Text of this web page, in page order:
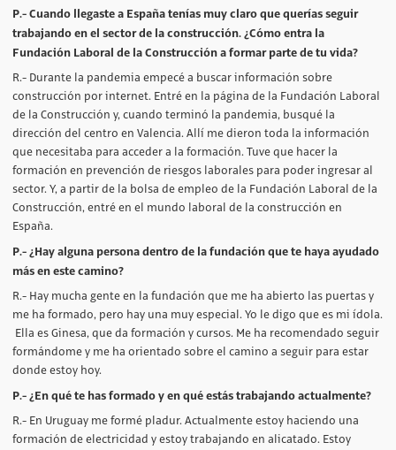
P.- Cuando llegaste a España tenías muy claro que querías seguir
trabajando en el sector de la construcción. ¿Cómo entra la
Fundación Laboral de la Construcción a formar parte de tu vida?
R.- Durante la pandemia empecé a buscar información sobre
construcción por internet. Entré en la página de la Fundación Laboral
de la Construcción y, cuando terminó la pandemia, busqué la
dirección del centro en Valencia. Allí me dieron toda la información
que necesitaba para acceder a la formación. Tuve que hacer la
formación en prevención de riesgos laborales para poder ingresar al
sector. Y, a partir de la bolsa de empleo de la Fundación Laboral de la
Construcción, entré en el mundo laboral de la construcción en
España.
P.- ¿Hay alguna persona dentro de la fundación que te haya ayudado
más en este camino?
R.- Hay mucha gente en la fundación que me ha abierto las puertas y
me ha formado, pero hay una muy especial. Yo le digo que es mi ídola.
Ella es Ginesa, que da formación y cursos. Me ha recomendado seguir
formándome y me ha orientado sobre el camino a seguir para estar
donde estoy hoy.
P.- ¿En qué te has formado y en qué estás trabajando actualmente?
R.- En Uruguay me formé pladur. Actualmente estoy haciendo una
formación de electricidad y estoy trabajando en alicatado. Estoy